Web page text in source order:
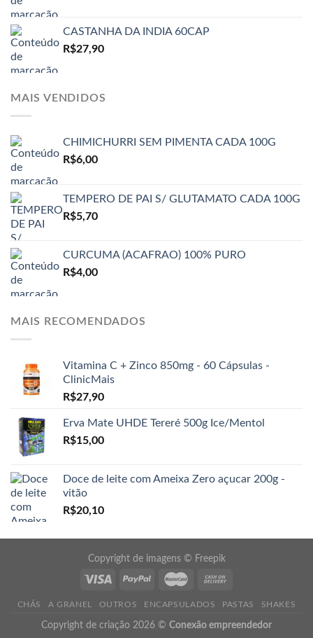
CASTANHA DA INDIA 60CAP
R$27,90
MAIS VENDIDOS
CHIMICHURRI SEM PIMENTA CADA 100G
R$6,00
TEMPERO DE PAI S/ GLUTAMATO CADA 100G
R$5,70
CURCUMA (ACAFRAO) 100% PURO
R$4,00
MAIS RECOMENDADOS
Vitamina C + Zinco 850mg - 60 Cápsulas -
ClinicMais
R$27,90
Erva Mate UHDE Tereré 500g Ice/Mentol
R$15,00
Doce de leite com Ameixa Zero açucar 200g -
vitão
R$20,10
Copyright de imagens © Freepik
CHÁS A GRANEL OUTROS ENCAPSULADOS PASTAS SHAKES
Copyright de criação 2026 © Conexão empreendedor